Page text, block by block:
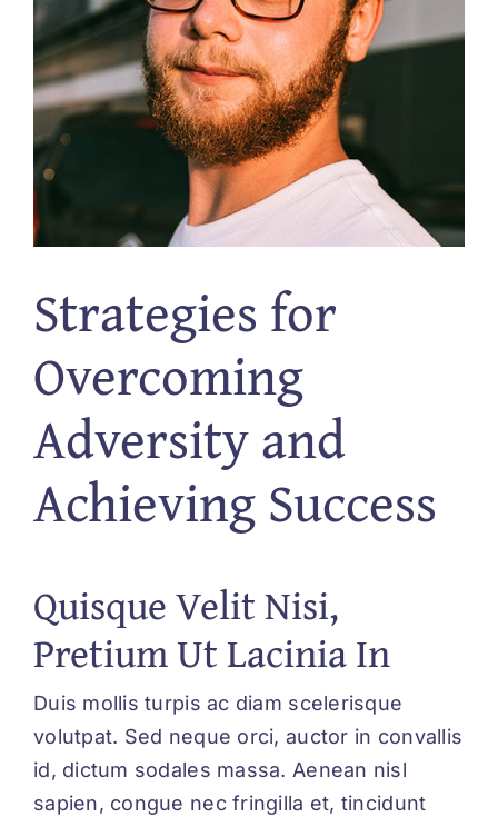
Strategies for
Overcoming
Adversity and
Achieving Success
Quisque Velit Nisi,
Pretium Ut Lacinia In
Duis mollis turpis ac diam scelerisque
volutpat. Sed neque orci, auctor in convallis
id, dictum sodales massa. Aenean nisl
sapien, congue nec fringilla et, tincidunt